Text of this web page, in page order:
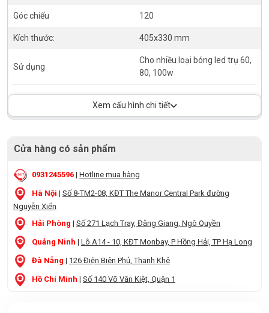
Góc chiếu 120
Kích thước: 405x330 mm
Sử dụng
Cho nhiều loại bóng led trụ 60,
80, 100w
Xem cấu hình chi tiết
Cửa hàng có sản phẩm
0931245596 | Hotline mua hàng
Hà Nội | Số 8-TM2-08, KĐT The Manor Central Park đường
Nguyễn Xiển
Hải Phòng | Số 271 Lạch Tray, Đằng Giang, Ngô Quyền
Quảng Ninh | Lô A14 - 10, KĐT Monbay, P Hồng Hải, TP Hạ Long
Đà Nẵng | 126 Điện Biên Phủ, Thanh Khê
Hồ Chí Minh | Số 140 Võ Văn Kiệt, Quận 1